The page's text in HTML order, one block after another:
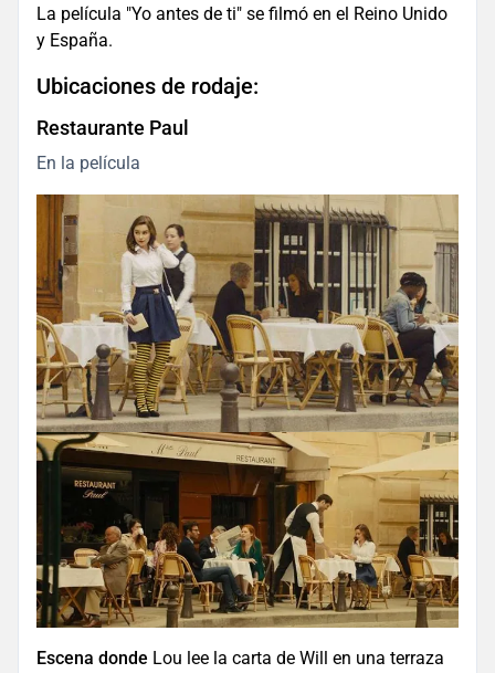
La película "Yo antes de ti" se filmó en el Reino Unido
y España.
Ubicaciones de rodaje:
Restaurante Paul
En la película
Escena donde Lou lee la carta de Will en una terraza